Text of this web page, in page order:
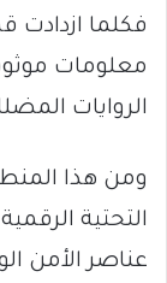
فكلما
معلومات
الروايات
ومن هذا
التحتية
عناصر الأمن